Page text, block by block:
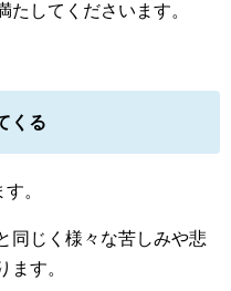
してくださいます。
くる
。
同じく様々な苦しみや悲
ます。